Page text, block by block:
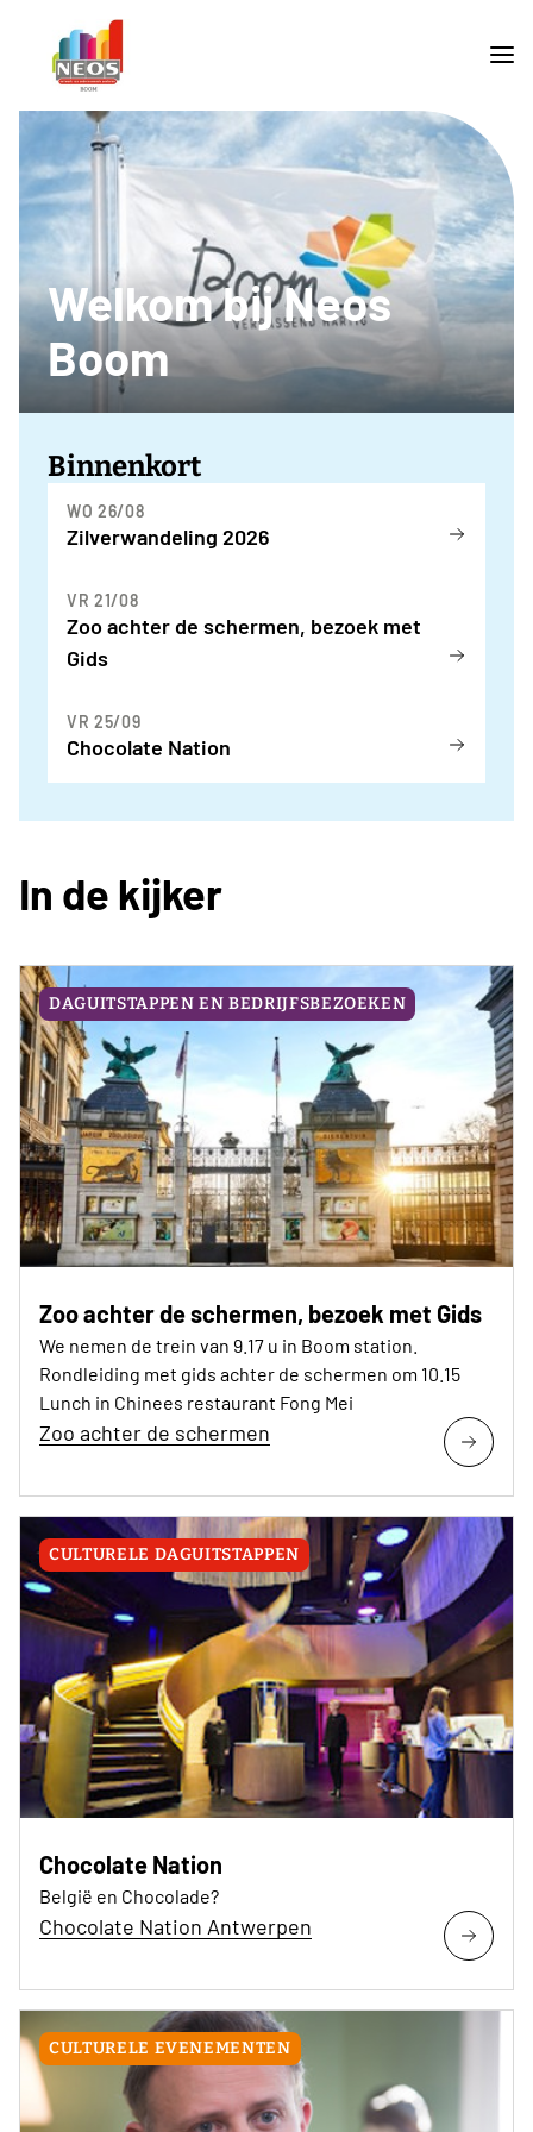
Welkom bij Neos
Boom
Binnenkort
WO 26/08
Zilverwandeling 2026
VR 21/08
Zoo achter de schermen, bezoek met
Gids
VR 25/09
Chocolate Nation
In de kijker
DAGUITSTAPPEN EN BEDRIJFSBEZOEKEN
Zoo achter de schermen, bezoek met Gids
We nemen de trein van 9.17 u in Boom station.
Rondleiding met gids achter de schermen om 10.15
Lunch in Chinees restaurant Fong Mei
Zoo achter de schermen
CULTURELE DAGUITSTAPPEN
Chocolate Nation
België en Chocolade?
Chocolate Nation Antwerpen
CULTURELE EVENEMENTEN